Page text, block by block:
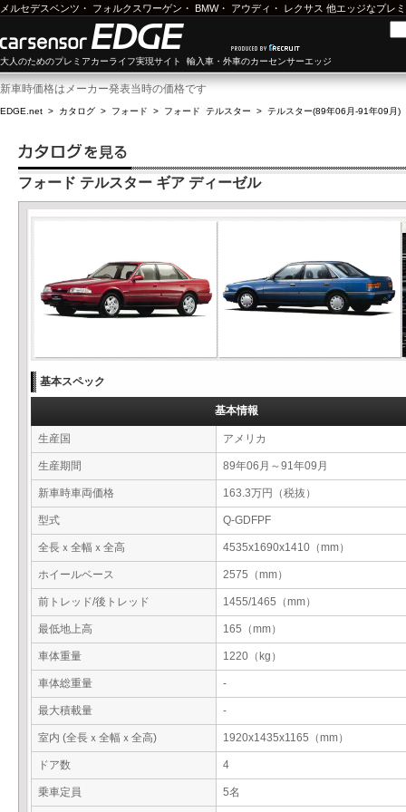
メルセデスベンツ ・ フォルクスワーゲン ・ BMW・ アウディ ・ レクサス 他エッジなプレ
大人のためのプレミアカーライフ実現サイト 輸入車・外車のカーセンサーエッジ
新車時価格はメーカー発表当時の価格です
EDGE.net > カタログ > フォード > フォード テルスター > テルスター(89年06月-91年09月)
フォード テルスター ギア ディーゼル
基本スペック
基本情報
生産国 アメリカ
生産期間 89年06月～91年09月
新車時車両価格 163.3万円（税抜）
型式 Q-GDFPF
全長ｘ全幅ｘ全高 4535x1690x1410（mm）
ホイールベース 2575（mm）
前トレッド/後トレッド 1455/1465（mm）
最低地上高 165（mm）
車体重量 1220（kg）
車体総重量 -
最大積載量 -
室内 (全長ｘ全幅ｘ全高) 1920x1435x1165（mm）
ドア数 4
乗車定員 5名